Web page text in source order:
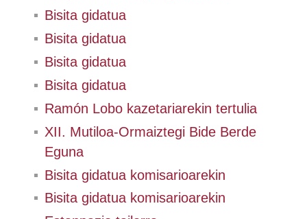
Bisita gidatua
Bisita gidatua
Bisita gidatua
Bisita gidatua
Ramón Lobo kazetariarekin tertulia
XII. Mutiloa-Ormaiztegi Bide Berde
Eguna
Bisita gidatua komisarioarekin
Bisita gidatua komisarioarekin